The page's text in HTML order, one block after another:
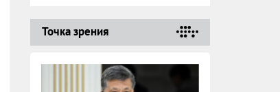
Точка зрения